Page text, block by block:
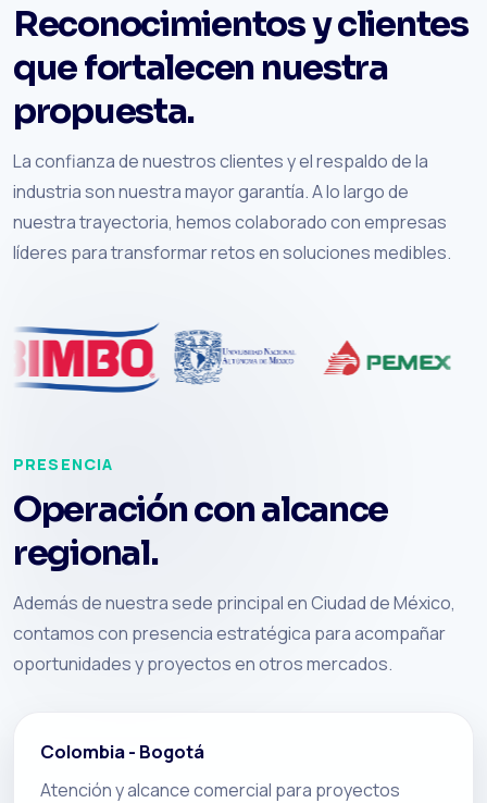
Reconocimientos y clientes
que fortalecen nuestra
propuesta.
La confianza de nuestros clientes y el respaldo de la
industria son nuestra mayor garantía. A lo largo de
nuestra trayectoria, hemos colaborado con empresas
líderes para transformar retos en soluciones medibles.
PRESENCIA
Operación con alcance
regional.
Además de nuestra sede principal en Ciudad de México,
contamos con presencia estratégica para acompañar
oportunidades y proyectos en otros mercados.
Colombia - Bogotá
Atención y alcance comercial para proyectos